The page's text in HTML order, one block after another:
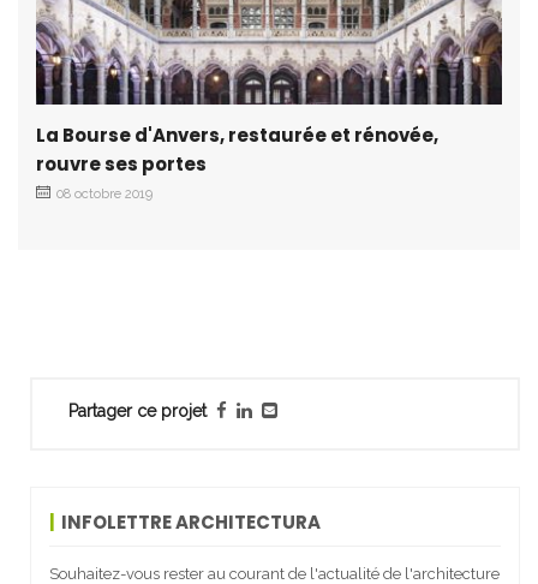
Partager ce projet
INFOLETTRE ARCHITECTURA
Souhaitez-vous rester au courant de l'actualité de l'architecture
La Bourse d'Anvers, restaurée et rénovée,
rouvre ses portes
08 octobre 2019